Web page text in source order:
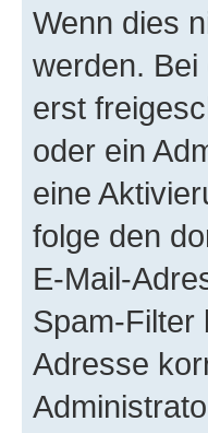
Wenn dies
werden.
erst
oder ein
eine
folge den
E-Mail-
Spam-Filter
Adresse